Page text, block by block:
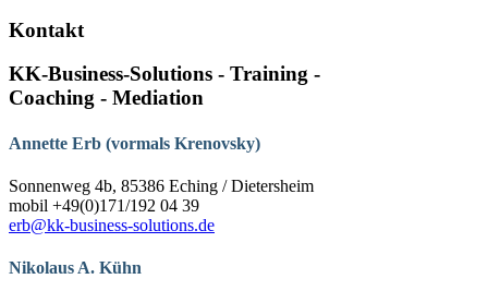
Kontakt
KK-Business-Solutions - Training -
Coaching - Mediation
Annette Erb (vormals Krenovsky)
Sonnenweg 4b, 85386 Eching / Dietersheim
mobil +49(0)171/192 04 39
erb@kk-business-solutions.de
Nikolaus A. Kühn